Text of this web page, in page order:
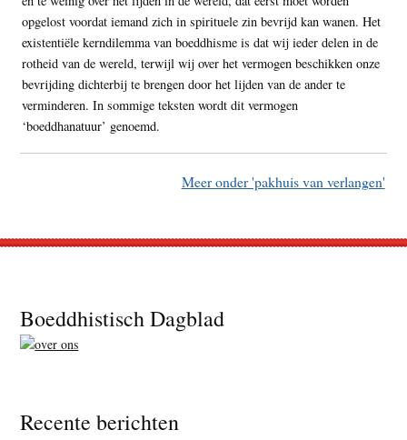
opgelost voordat iemand zich in spirituele zin bevrijd kan wanen. Het
existentiële kerndilemma van boeddhisme is dat wij ieder delen in de
rotheid van de wereld, terwijl wij over het vermogen beschikken onze
bevrijding dichterbij te brengen door het lijden van de ander te
verminderen. In sommige teksten wordt dit vermogen
‘boeddhanatuur’ genoemd.
Meer onder 'pakhuis van verlangen'
Footer
Boeddhistisch Dagblad
Recente berichten